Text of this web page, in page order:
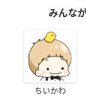
みんな
ちいかわ